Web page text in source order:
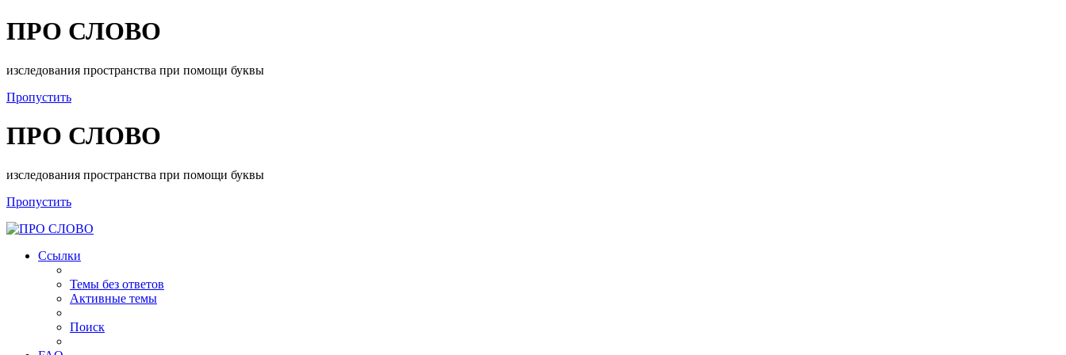
ПРО СЛОВО
изследования пространства при помощи буквы
Пропустить
ПРО СЛОВО
изследования пространства при помощи буквы
Пропустить
Ссылки
Темы без ответов
Активные темы
Поиск